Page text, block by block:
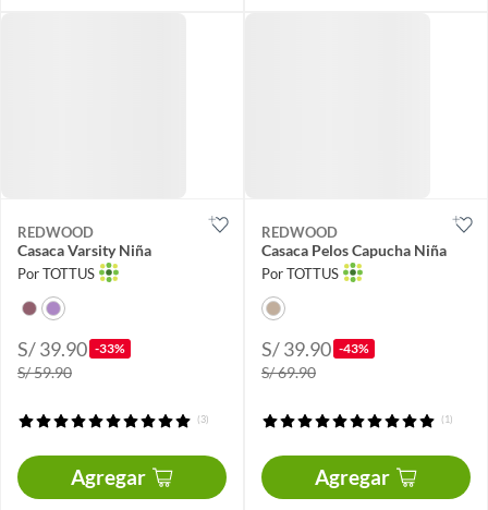
REDWOOD
Casaca Varsity Niña
Por TOTTUS
S/ 39.90 -33%
S/ 59.90
(3)
Agregar
REDWOOD
Casaca Pelos Capucha Niña
Por TOTTUS
S/ 39.90 -43%
S/ 69.90
(1)
Agregar